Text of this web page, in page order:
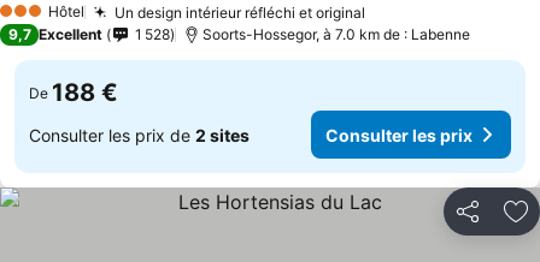
3 ÉtoilesHôtel Un design intérieur réfléchi et original
9,7 Excellent 1 528 Soorts-Hossegor, à 7.0 km de : Labenne
De 188 €
Consulter les prix de 2 sites Consulter les prix
Partager